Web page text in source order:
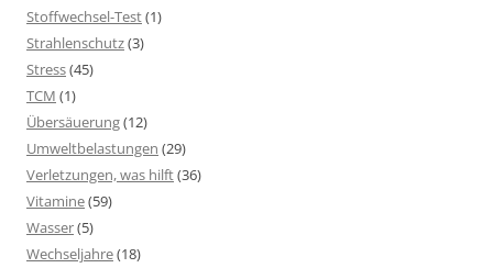
Stoffwechsel-Test(1)
Strahlenschutz(3)
Stress(45)
TCM (1)
Übersäuerung(12)
Umweltbelastungen (29)
Verletzungen, was hilft(36)
Vitamine(59)
Wasser(5)
Wechseljahre(18)